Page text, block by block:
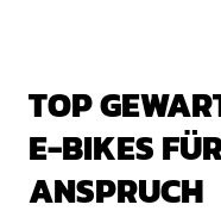
TOP
E-BIKES
ANSPRUCH